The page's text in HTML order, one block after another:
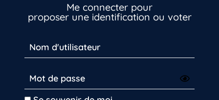
Me connecter pour
proposer une identification ou voter